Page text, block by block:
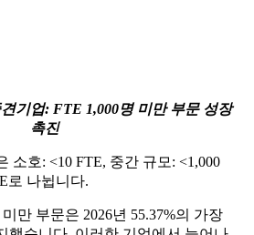
기업: FTE 1,000명 미만 부문 성장
촉진
소호: <10 FTE, 중간 규모: <1,000
로 나뉩니다.
만 부문은 2026년 55.37%의 가장